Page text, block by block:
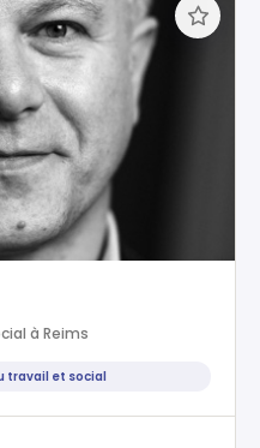
à Reims
travail et social